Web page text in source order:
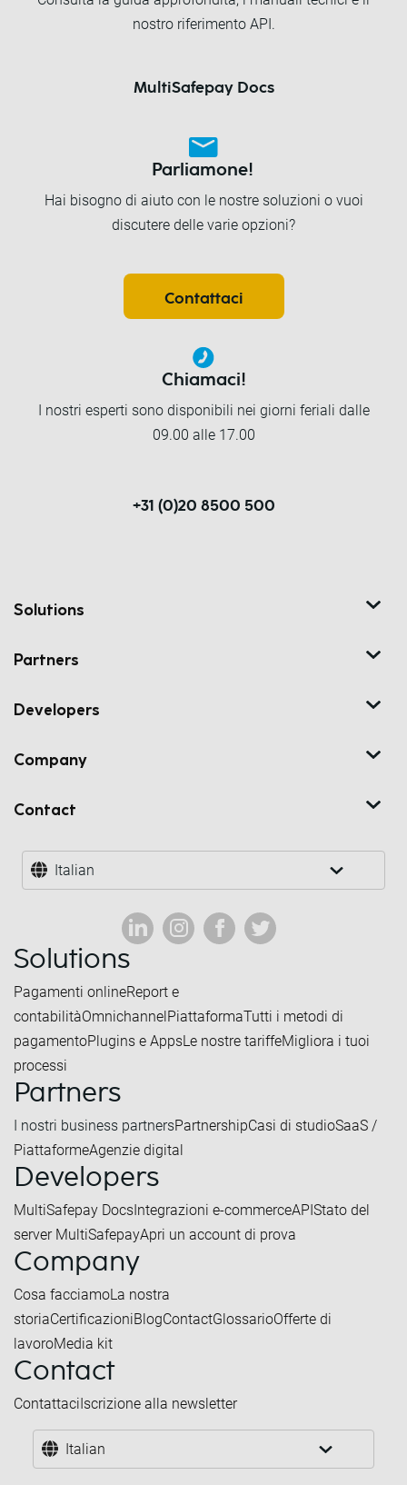
nostro riferimento API.
MultiSafepay Docs
Parliamone!
Hai bisogno di aiuto con le nostre soluzioni o vuoi
discutere delle varie opzioni?
Contattaci
Chiamaci!
I nostri esperti sono disponibili nei giorni feriali dalle
09.00 alle 17.00
+31 (0)20 8500 500
Solutions
Partners
Developers
Company
Contact
Italian
Solutions
Pagamenti onlineReport e
contabilitàOmnichannelPiattaformaTutti i metodi di
pagamentoPlugins e AppsLe nostre tariffeMigliora i tuoi
processi
Partners
I nostri business partnersPartnershipCasi di studioSaaS /
PiattaformeAgenzie digital
Developers
MultiSafepay DocsIntegrazioni e-commerceAPIStato del
server MultiSafepayApri un account di prova
Company
Cosa facciamoLa nostra
storiaCertificazioniBlogContactGlossarioOfferte di
lavoroMedia kit
Contact
ContattaciIscrizione alla newsletter
Italian